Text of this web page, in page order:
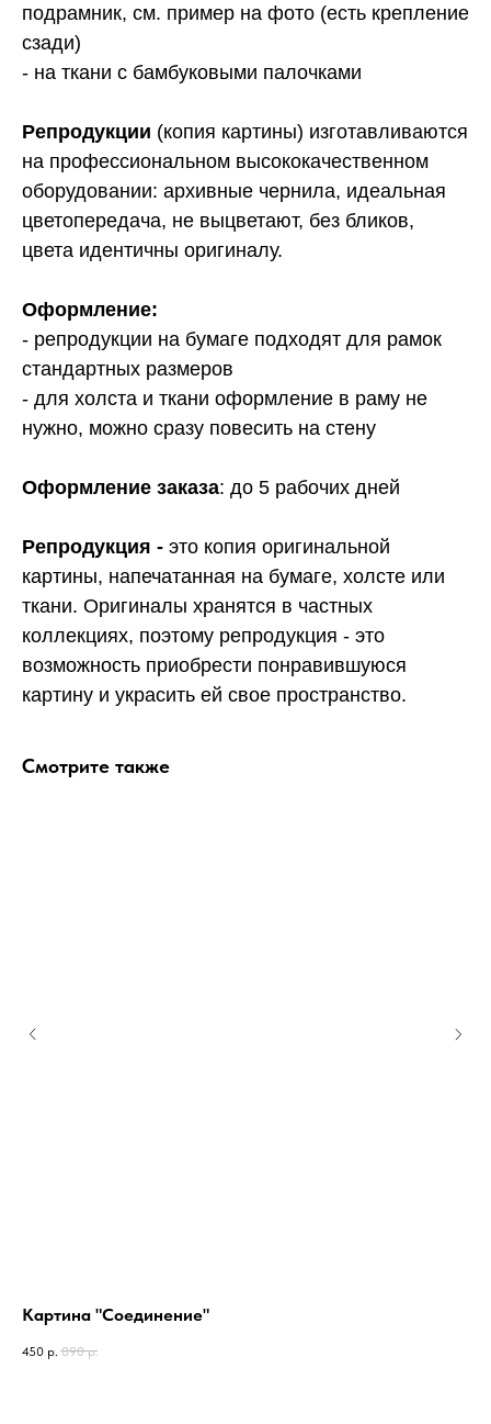
подрамник, см. пример на фото (есть крепление
сзади)
- на ткани с бамбуковыми палочками
Репродукции (копия картины) изготавливаются
на профессиональном высококачественном
оборудовании: архивные чернила, идеальная
цветопередача, не выцветают, без бликов,
цвета идентичны оригиналу.
Оформление:
- репродукции на бумаге подходят для рамок
стандартных размеров
- для холста и ткани оформление в раму не
нужно, можно сразу повесить на стену
Оформление заказа: до 5 рабочих дней
Репродукция - это копия оригинальной
картины, напечатанная на бумаге, холсте или
ткани. Оригиналы хранятся в частных
коллекциях, поэтому репродукция - это
возможность приобрести понравившуюся
картину и украсить ей свое пространство.
Смотрите также
Картина "Соединение"
450 р. 890 р.